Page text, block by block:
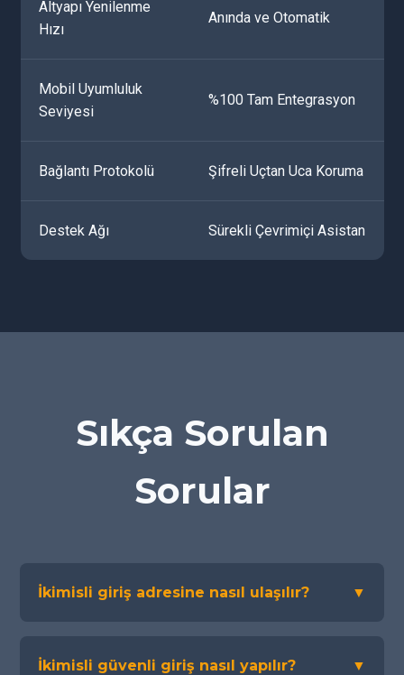
Altyapı Yenilenme
Hızı
Anında ve Otomatik
Mobil Uyumluluk
Seviyesi
%100 Tam Entegrasyon
Bağlantı Protokolü Şifreli Uçtan Uca Koruma
Destek Ağı Sürekli Çevrimiçi Asistan
Sıkça Sorulan
Sorular
İkimisli giriş adresine nasıl ulaşılır? ▼
İkimisli güvenli giriş nasıl yapılır? ▼